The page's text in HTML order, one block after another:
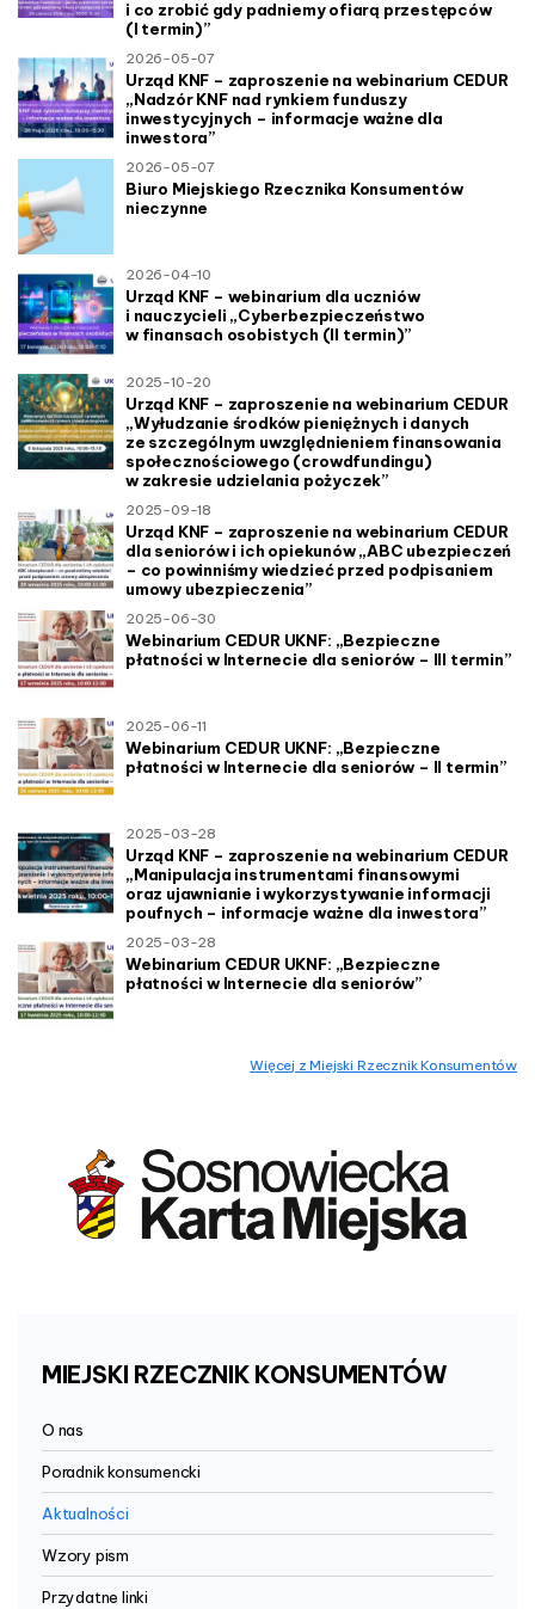
i co zrobić gdy padniemy ofiarą przestępców
(I termin)”
2026-05-07
Urząd KNF – zaproszenie na webinarium CEDUR
„Nadzór KNF nad rynkiem funduszy
inwestycyjnych – informacje ważne dla
inwestora”
2026-05-07
Biuro Miejskiego Rzecznika Konsumentów
nieczynne
2026-04-10
Urząd KNF – webinarium dla uczniów
i nauczycieli „Cyberbezpieczeństwo
w finansach osobistych (II termin)”
2025-10-20
Urząd KNF – zaproszenie na webinarium CEDUR
„Wyłudzanie środków pieniężnych i danych
ze szczególnym uwzględnieniem finansowania
społecznościowego (crowdfundingu)
w zakresie udzielania pożyczek”
2025-09-18
Urząd KNF – zaproszenie na webinarium CEDUR
dla seniorów i ich opiekunów „ABC ubezpieczeń
– co powinniśmy wiedzieć przed podpisaniem
umowy ubezpieczenia”
2025-06-30
Webinarium CEDUR UKNF: „Bezpieczne
płatności w Internecie dla seniorów – III termin”
2025-06-11
Webinarium CEDUR UKNF: „Bezpieczne
płatności w Internecie dla seniorów – II termin”
2025-03-28
Urząd KNF – zaproszenie na webinarium CEDUR
„Manipulacja instrumentami finansowymi
oraz ujawnianie i wykorzystywanie informacji
poufnych – informacje ważne dla inwestora”
2025-03-28
Webinarium CEDUR UKNF: „Bezpieczne
płatności w Internecie dla seniorów”
więcej z Miejski Rzecznik Konsumentów
MIEJSKI RZECZNIK KONSUMENTÓW
O nas
Poradnik konsumencki
Aktualności
Wzory pism
Przydatne linki